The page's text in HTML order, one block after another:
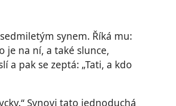
synem. Říká mu:
je na ní, a také slunce,
a pak se zeptá: „Tati, a kdo
Synovi tato jednoduchá